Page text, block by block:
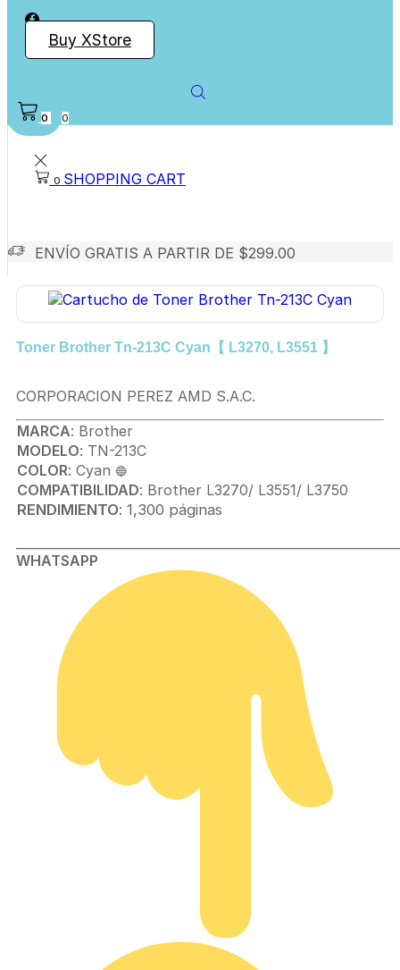
Buy XStore
0 0
0 SHOPPING CART
ENVÍO GRATIS A PARTIR DE $299.00
Toner Brother Tn-213C Cyan【 L3270, L3551 】
CORPORACION PEREZ AMD S.A.C.
MARCA: Brother
MODELO: TN-213C
COLOR: Cyan 🔵
COMPATIBILIDAD: Brother L3270/ L3551/ L3750
RENDIMIENTO: 1,300 páginas
WHATSAPP